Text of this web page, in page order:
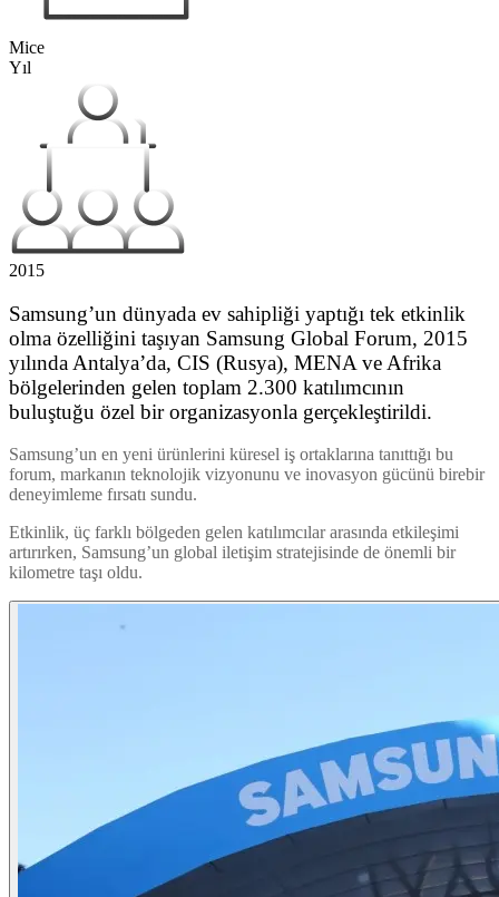
Mice
Yıl
2015
Samsung’un dünyada ev sahipliği yaptığı tek etkinlik
olma özelliğini taşıyan Samsung Global Forum, 2015
yılında Antalya’da, CIS (Rusya), MENA ve Afrika
bölgelerinden gelen toplam 2.300 katılımcının
buluştuğu özel bir organizasyonla gerçekleştirildi.
Samsung’un en yeni ürünlerini küresel iş ortaklarına tanıttığı bu
forum, markanın teknolojik vizyonunu ve inovasyon gücünü birebir
deneyimleme fırsatı sundu.
Etkinlik, üç farklı bölgeden gelen katılımcılar arasında etkileşimi
artırırken, Samsung’un global iletişim stratejisinde de önemli bir
kilometre taşı oldu.